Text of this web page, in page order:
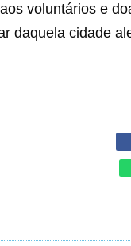
voluntários e
daquela cidade